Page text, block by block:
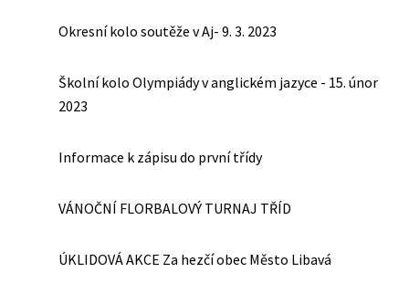
Okresní kolo soutěže v Aj- 9. 3. 2023
Školní kolo Olympiády v anglickém jazyce - 15. únor
2023
Informace k zápisu do první třídy
VÁNOČNÍ FLORBALOVÝ TURNAJ TŘÍD
ÚKLIDOVÁ AKCE Za hezčí obec Město Libavá